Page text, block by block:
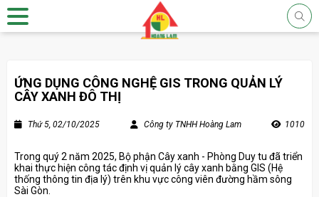
ỨNG DỤNG CÔNG NGHỆ GIS TRONG QUẢN LÝ
CÂY XANH ĐÔ THỊ
Thứ 5, 02/10/2025 Công ty TNHH Hoàng Lam 1010
Trong quý 2 năm 2025, Bộ phận Cây xanh - Phòng Duy tu đã triển
khai thực hiện công tác định vị quản lý cây xanh bằng GIS (Hệ
thống thông tin địa lý) trên khu vực công viên đường hầm sông
Sài Gòn.